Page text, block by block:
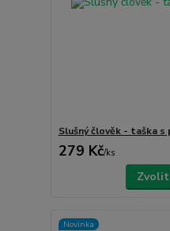
Slušný člověk - taška
279 Kč/ks
Novinka